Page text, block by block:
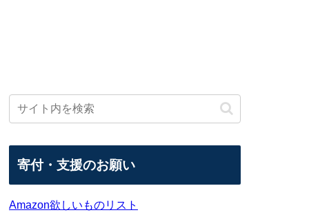
寄付・支援のお願い
Amazon欲しいものリスト